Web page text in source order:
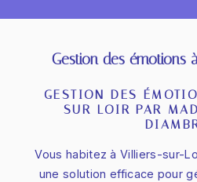
Gestion des émotions
GESTION DES
SUR-LOIR PAR
Vous habitez à Villiers-sur-
une solution efficace pour